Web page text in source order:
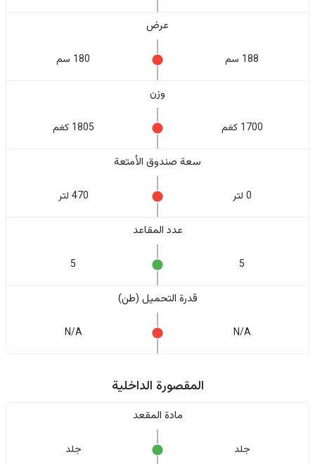
عرض
188 سم 180 سم
وزن
1700 كغم 1805 كغم
سعة صندوق الأمتعة
0 لتر 470 لتر
عدد المقاعد
5
5
قدرة التحميل (طن)
N/A
N/A
المقصورة الداخلية
مادة المقعد
جلد جلد